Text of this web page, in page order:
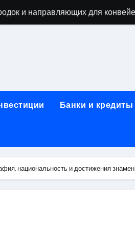
и направляющих для
лотков для хранения
этапы строительства,
платежных карт без
информация о
Банки и кредиты
национальность и достижения